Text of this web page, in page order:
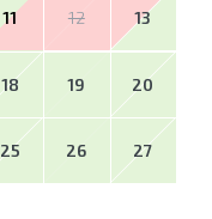
11 12 13
18 19 20
25 26 27